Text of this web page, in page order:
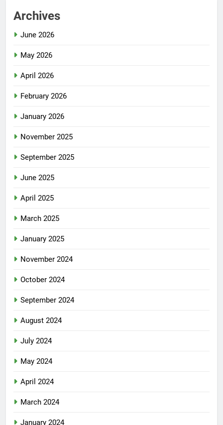
Archives
June 2026
May 2026
April 2026
February 2026
January 2026
November 2025
September 2025
June 2025
April 2025
March 2025
January 2025
November 2024
October 2024
September 2024
August 2024
July 2024
May 2024
April 2024
March 2024
January 2024